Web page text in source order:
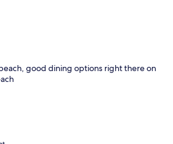
good dining options right there on